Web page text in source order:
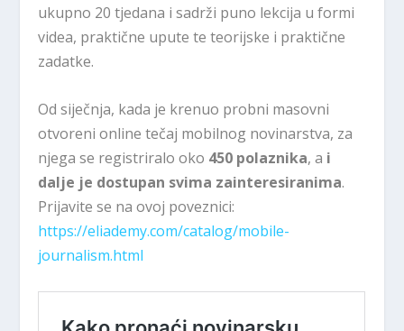
ukupno 20 tjedana i sadrži puno lekcija u formi
videa, praktične upute te teorijske i praktične
zadatke.
Od siječnja, kada je krenuo probni masovni
otvoreni online tečaj mobilnog novinarstva, za
njega se registriralo oko 450 polaznika, a i
dalje je dostupan svima zainteresiranima.
Prijavite se na ovoj poveznici:
https://eliademy.com/catalog/mobile-
journalism.html